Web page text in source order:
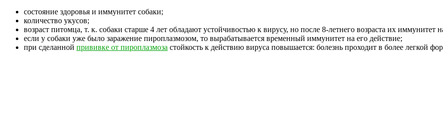
состояние здоровья и иммунитет собаки;
количество укусов;
возраст питомца, т. к. собаки старше 4 лет обладают устойчивостью к вирусу, но после 8-летнего возраста их иммунитет
если у собаки уже было заражение пироплазмозом, то вырабатывается временный иммунитет на его действие;
при сделанной прививке от пироплазмоза стойкость к действию вируса повышается: болезнь проходит в более легкой